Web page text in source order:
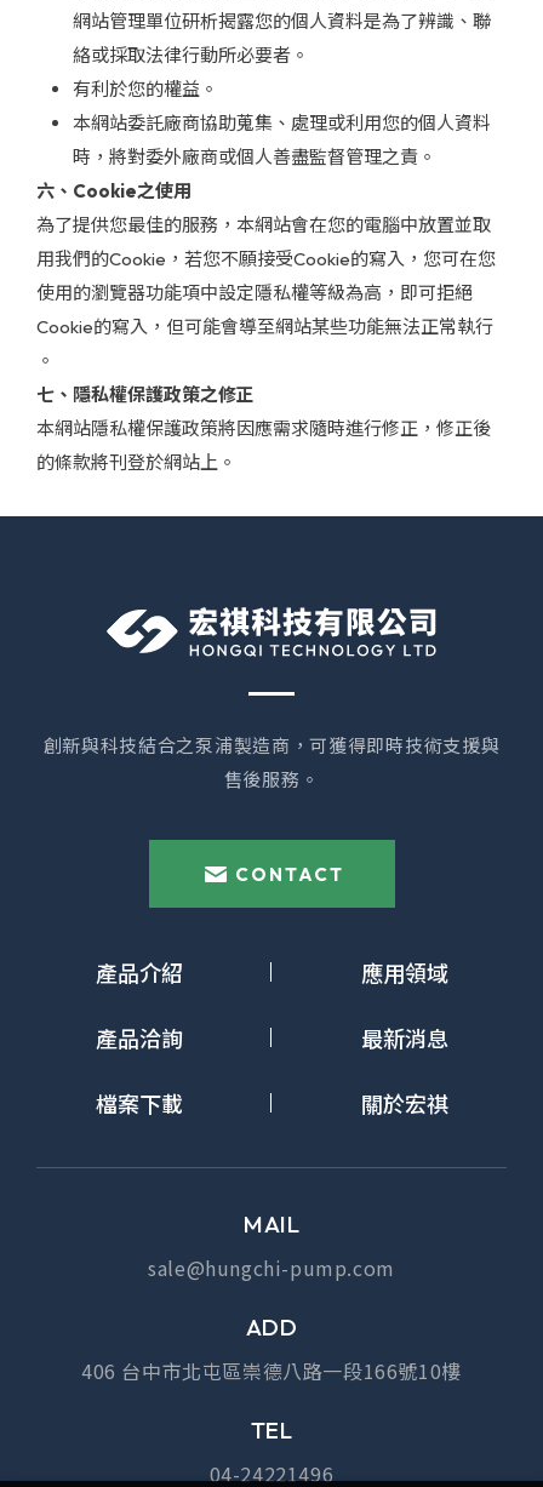
網站管理單位研析揭露您的個人資料是為了辨識、聯
絡或採取法律行動所必要者。
有利於您的權益。
本網站委託廠商協助蒐集、處理或利用您的個人資料
時，將對委外廠商或個人善盡監督管理之責。
六、Cookie之使用
為了提供您最佳的服務，本網站會在您的電腦中放置並取
用我們的Cookie，若您不願接受Cookie的寫入，您可在您
使用的瀏覽器功能項中設定隱私權等級為高，即可拒絕
Cookie的寫入，但可能會導至網站某些功能無法正常執行
。
七、隱私權保護政策之修正
本網站隱私權保護政策將因應需求隨時進行修正，修正後
的條款將刊登於網站上。
創新與科技結合之泵浦製造商，可獲得即時技術支援與
售後服務。
CONTACT
產品介紹 應用領域
產品洽詢 最新消息
檔案下載 關於宏祺
MAIL
sale@hungchi-pump.com
ADD
406 台中市北屯區崇德八路一段166號10樓
TEL
04-24221496